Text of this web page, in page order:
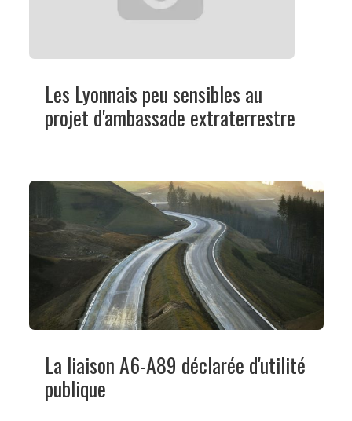
Les Lyonnais peu sensibles au
projet d'ambassade extraterrestre
La liaison A6-A89 déclarée d'utilité
publique